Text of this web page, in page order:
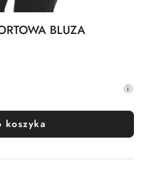
BLUZA
koszyka